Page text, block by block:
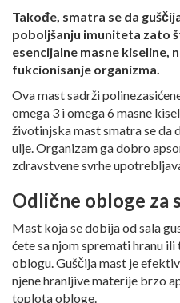
Takođe, smatra se da
poboljšanju imuniteta zato
esencijalne masne kiseline,
fukcionisanje organizma.
Ova mast sadrži
omega 3 i omega 6 masne
životinjska mast smatra se da
ulje. Organizam ga dobro
zdravstvene svrhe
Odlične obloge za
Mast koja se dobija od sala
ćete sa njom spremati hranu
oblogu. Guščija mast je
njene hranljive materije brzo
toplota obloge.